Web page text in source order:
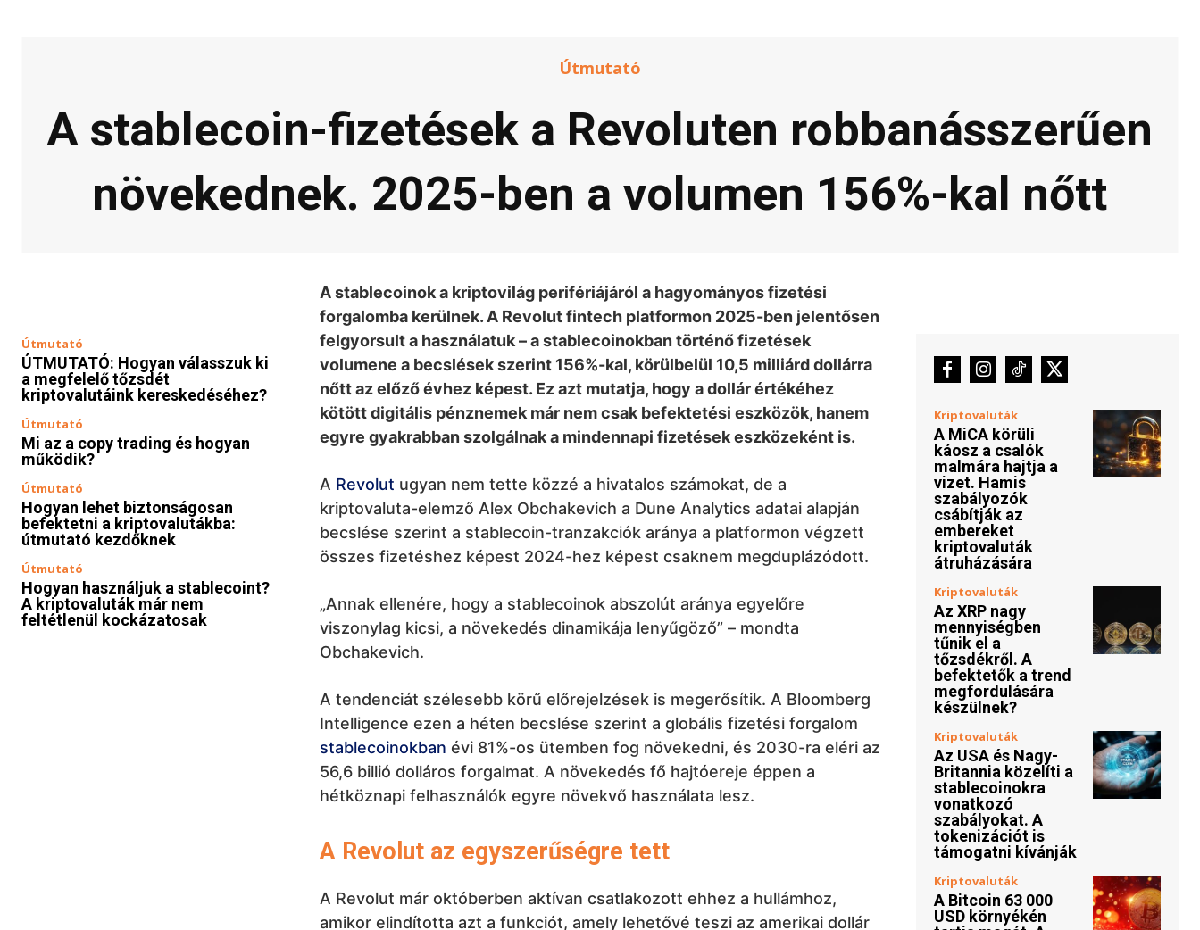
Útmutató
A stablecoin-fizetések a Revoluten robbanásszerűen
növekednek. 2025-ben a volumen 156%-kal nőtt
Útmutató
ÚTMUTATÓ: Hogyan válasszuk ki
a megfelelő tőzsdét
kriptovalutáink kereskedéséhez?
Útmutató
Mi az a copy trading és hogyan
működik?
Útmutató
Hogyan lehet biztonságosan
befektetni a kriptovalutákba:
útmutató kezdőknek
Útmutató
Hogyan használjuk a stablecoint?
A kriptovaluták már nem
feltétlenül kockázatosak
A stablecoinok a kriptovilág perifériájáról a hagyományos fizetési
forgalomba kerülnek. A Revolut fintech platformon 2025-ben jelentősen
felgyorsult a használatuk – a stablecoinokban történő fizetések
volumene a becslések szerint 156%-kal, körülbelül 10,5 milliárd dollárra
nőtt az előző évhez képest. Ez azt mutatja, hogy a dollár értékéhez
kötött digitális pénznemek már nem csak befektetési eszközök, hanem
egyre gyakrabban szolgálnak a mindennapi fizetések eszközeként is.
A Revolut ugyan nem tette közzé a hivatalos számokat, de a
kriptovaluta-elemző Alex Obchakevich a Dune Analytics adatai alapján
becslése szerint a stablecoin-tranzakciók aránya a platformon végzett
összes fizetéshez képest 2024-hez képest csaknem megduplázódott.
„Annak ellenére, hogy a stablecoinok abszolút aránya egyelőre
viszonylag kicsi, a növekedés dinamikája lenyűgöző” – mondta
Obchakevich.
A tendenciát szélesebb körű előrejelzések is megerősítik. A Bloomberg
Intelligence ezen a héten becslése szerint a globális fizetési forgalom
stablecoinokban évi 81%-os ütemben fog növekedni, és 2030-ra eléri az
56,6 billió dolláros forgalmat. A növekedés fő hajtóereje éppen a
hétköznapi felhasználók egyre növekvő használata lesz.
A Revolut az egyszerűségre tett
A Revolut már októberben aktívan csatlakozott ehhez a hullámhoz,
amikor elindította azt a funkciót, amely lehetővé teszi az amerikai dollár
Kriptovaluták
A MiCA körüli
káosz a csalók
malmára hajtja a
vizet. Hamis
szabályozók
csábítják az
embereket
kriptovaluták
átruházására
Kriptovaluták
Az XRP nagy
mennyiségben
tűnik el a
tőzsdékről. A
befektetők a trend
megfordulására
készülnek?
Kriptovaluták
Az USA és Nagy-
Britannia közelíti a
stablecoinokra
vonatkozó
szabályokat. A
tokenizációt is
támogatni kívánják
Kriptovaluták
A Bitcoin 63 000
USD környékén